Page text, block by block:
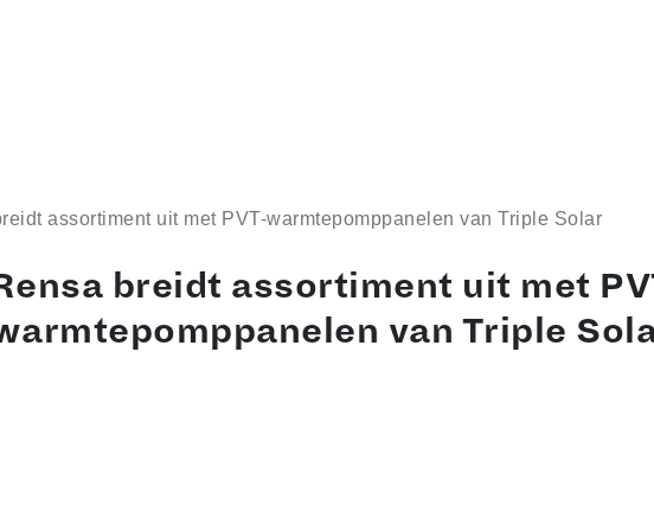
assortiment uit met PVT-warmtepomppanelen van Triple Solar
breidt assortiment uit met
van Triple